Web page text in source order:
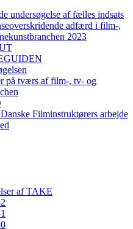
undersøgelse af fælles indsats
adfærd i film-,
2023
på tværs af film-, tv- og
Filminstruktørers arbejde
af TAKE